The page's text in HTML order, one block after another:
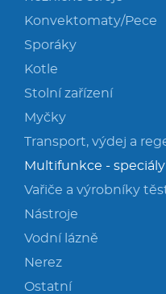
Konvektomaty/Pece
Sporáky
Kotle
Stolní zařízení
Myčky
Transport, výdej a
Multifunkce - speciály
Vařiče a výrobníky
Nástroje
Vodní lázně
Nerez
Ostatní